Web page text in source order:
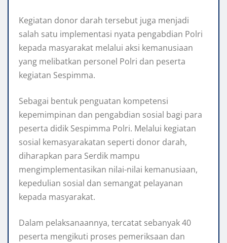
Kegiatan donor darah tersebut juga menjadi
salah satu implementasi nyata pengabdian Polri
kepada masyarakat melalui aksi kemanusiaan
yang melibatkan personel Polri dan peserta
kegiatan Sespimma.
Sebagai bentuk penguatan kompetensi
kepemimpinan dan pengabdian sosial bagi para
peserta didik Sespimma Polri. Melalui kegiatan
sosial kemasyarakatan seperti donor darah,
diharapkan para Serdik mampu
mengimplementasikan nilai-nilai kemanusiaan,
kepedulian sosial dan semangat pelayanan
kepada masyarakat.
Dalam pelaksanaannya, tercatat sebanyak 40
peserta mengikuti proses pemeriksaan dan